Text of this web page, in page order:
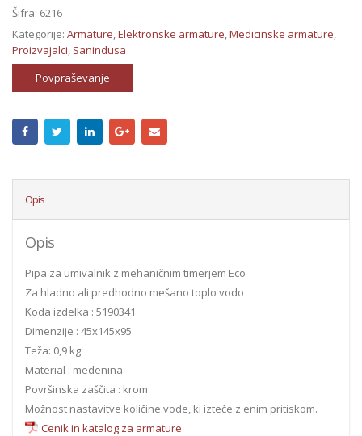
Šifra: 6216
Kategorije: Armature,Elektronske armature,Medicinske armature,
Proizvajalci, Sanindusa
Povpraševanje
Opis
Opis
Pipa za umivalnik z mehaničnim timerjem Eco
Za hladno ali predhodno mešano toplo vodo
Koda izdelka : 5190341
Dimenzije : 45x145x95
Teža: 0,9 kg
Material : medenina
Površinska zaščita : krom
Možnost nastavitve količine vode, ki izteče z enim pritiskom.
Cenik in katalog za armature